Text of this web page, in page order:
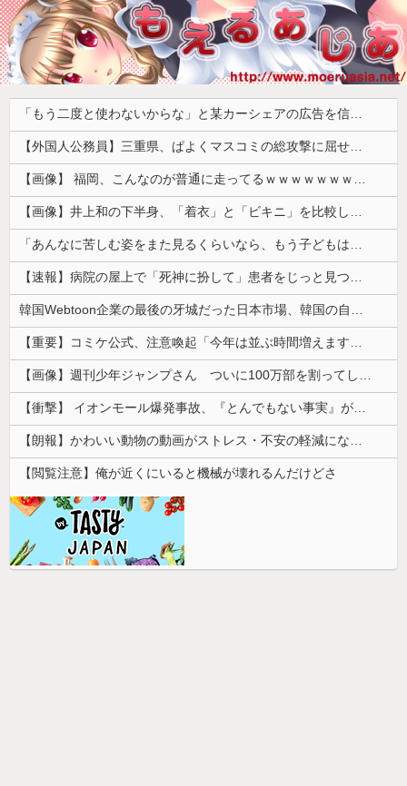
「もう二度と使わないからな」と某カーシェアの広告を信じた人が絶叫、船が遅れたからバスが無くなって困ってたりこの看板が…
【外国人公務員】三重県、ぱよくマスコミの総攻撃に屈せず！「県民対象アンケート『外国人の職員採用を続けるべきか』は差別に該当しない」結果を公表する方針
【画像】 福岡、こんなのが普通に走ってるｗｗｗｗｗｗｗｗｗｗｗｗｗｗｗｗ
【画像】井上和の下半身、「着衣」と「ビキニ」を比較した結果wwwwww
「あんなに苦しむ姿をまた見るくらいなら、もう子どもはいらない」跡継ぎのために離婚までした皇帝が、難産の場で下した命令
【速報】病院の屋上で「死神に扮して」患者をじっと見つめていた男性を逮捕
韓国Webtoon企業の最後の牙城だった日本市場、韓国の自慢の種だった某アプリが遂に……
【重要】コミケ公式、注意喚起「今年は並ぶ時間増えます。移動距離も伸びます。」
【画像】週刊少年ジャンプさん ついに100万部を割ってしまう。何故ジャンプは読まれなくなったのか
【衝撃】 イオンモール爆発事故、『とんでもない事実』が判明してしまう・・・・・・
【朗報】かわいい動物の動画がストレス・不安の軽減になる可能性。英大学の研究で実証
【閲覧注意】俺が近くにいると機械が壊れるんだけどさ